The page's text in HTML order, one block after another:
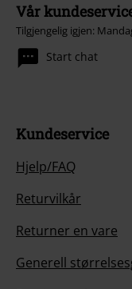
Vår
Tilgjengelig igjen:
Start chat
Kundeservice
Hjelp/FAQ
Returvilkår
Returner en vare
Generell